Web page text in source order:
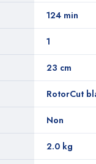
124 min
1
23 cm
RotorCut
Non
2.0 kg